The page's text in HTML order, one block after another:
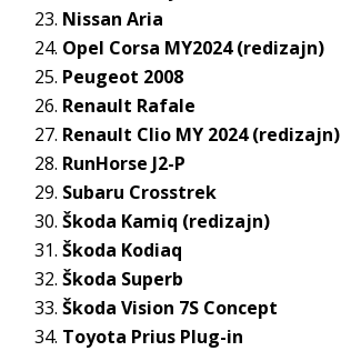
Nissan Aria
Opel Corsa MY2024 (redizajn)
Peugeot 2008
Renault Rafale
Renault Clio MY 2024 (redizajn)
RunHorse J2-P
Subaru Crosstrek
Škoda Kamiq (redizajn)
Škoda Kodiaq
Škoda Superb
Škoda Vision 7S Concept
Toyota Prius Plug-in